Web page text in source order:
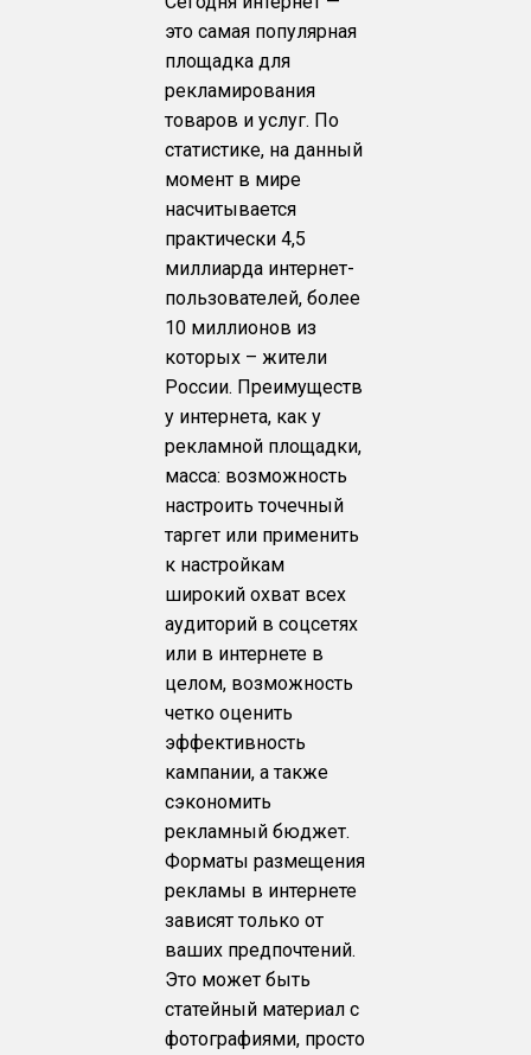
это самая популярная
площадка для
рекламирования
товаров и услуг. По
статистике, на данный
момент в мире
насчитывается
практически 4,5
миллиарда интернет-
пользователей, более
10 миллионов из
которых – жители
России. Преимуществ
у интернета, как у
рекламной площадки,
масса: возможность
настроить точечный
таргет или применить
к настройкам
широкий охват всех
аудиторий в соцсетях
или в интернете в
целом, возможность
четко оценить
эффективность
кампании, а также
сэкономить
рекламный бюджет.
Форматы размещения
рекламы в интернете
зависят только от
ваших предпочтений.
Это может быть
статейный материал с
фотографиями, просто